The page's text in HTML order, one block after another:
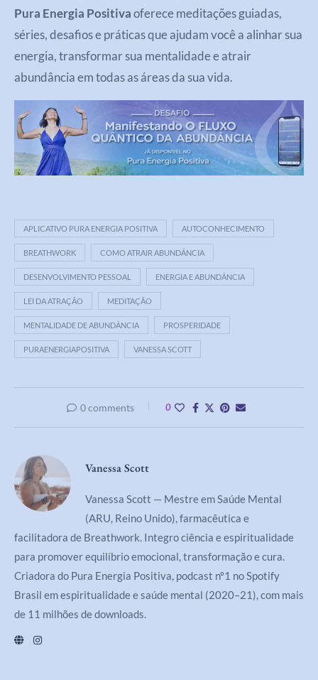
Pura Energia Positivaoferece meditações guiadas,
séries, desafios e práticas que ajudam você a alinhar sua
energia, transformar sua mentalidade e atrair
abundância em todas as áreas da sua vida.
APLICATIVO PURA ENERGIA POSITIVA AUTOCONHECIMENTO
BREATHWORK COMO ATRAIR ABUNDÂNCIA
DESENVOLVIMENTO PESSOAL ENERGIA E ABUNDÂNCIA
LEI DA ATRAÇÃO MEDITAÇÃO
MENTALIDADE DE ABUNDÂNCIA PROSPERIDADE
PURAENERGIAPOSITIVA VANESSA SCOTT
0 comments 0
Vanessa Scott
Vanessa Scott — Mestre em Saúde Mental
(ARU, Reino Unido), farmacêutica e
facilitadora de Breathwork. Integro ciência e espiritualidade
para promover equilíbrio emocional, transformação e cura.
Criadora do Pura Energia Positiva, podcast nº1 no Spotify
Brasil em espiritualidade e saúde mental (2020–21), com mais
de 11 milhões de downloads.